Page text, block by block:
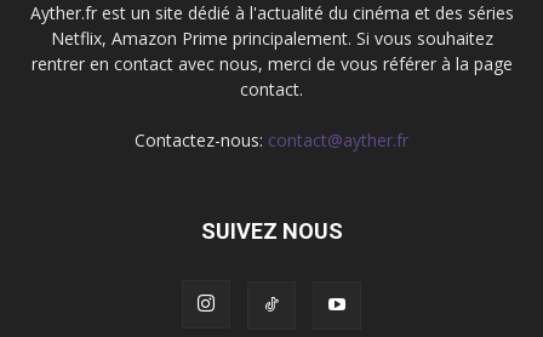
Ayther.fr est un site dédié à l'actualité du cinéma et des séries
Netflix, Amazon Prime principalement. Si vous souhaitez
rentrer en contact avec nous, merci de vous référer à la page
contact.
Contactez-nous: contact@ayther.fr
SUIVEZ NOUS